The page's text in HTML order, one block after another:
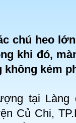
chú heo
khi đó,
kém
tại Làng
Củ Chi,